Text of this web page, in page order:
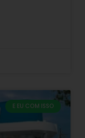
E EU COM ISSO